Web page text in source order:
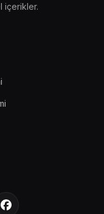
içerikler.